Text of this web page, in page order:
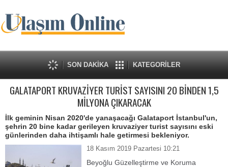
SON DAKİKA KATEGORİLER
GALATAPORT KRUVAZİYER TURİST SAYISINI 20 BİNDEN 1,5
MİLYONA ÇIKARACAK
İlk geminin Nisan 2020'de yanaşacağı Galataport İstanbul'un,
şehrin 20 bine kadar gerileyen kruvaziyer turist sayısını eski
günlerinden daha ihtişamlı hale getirmesi bekleniyor.
18 Kasım 2019 Pazartesi 10:21
Beyoğlu Güzelleştirme ve Koruma